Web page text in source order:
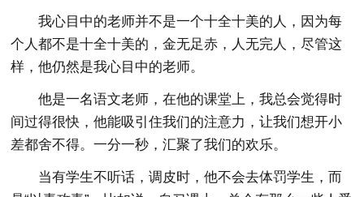
我心目中的老师并不是一个十全十美的人，因为每
个人都不是十全十美的，金无足赤，人无完人，尽管这
样，他仍然是我心目中的老师。
他是一名语文老师，在他的课堂上，我总会觉得时
间过得很快，他能吸引住我们的注意力，让我们想开小
差都舍不得。一分一秒，汇聚了我们的欢乐。
当有学生不听话，调皮时，他不会去体罚学生，而